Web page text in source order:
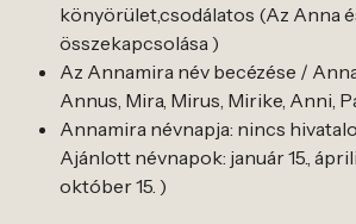
könyörület,csodálatos (Az Anna
összekapcsolása )
Az Annamira név becézése /
Annus, Mira, Mirus, Mirike, Anni,
Annamira névnapja: nincs
Ajánlott névnapok: január 15.,
október 15. )